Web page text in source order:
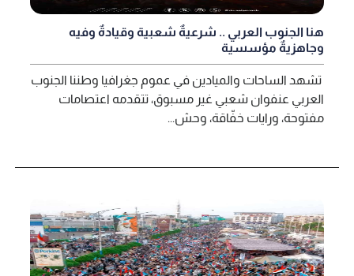
هنا الجنوب العربي .. شرعيةٌ شعبية وقيادةٌ وفيه
وجاهزيةٌ مؤسسية
تشهد الساحات والميادين في عموم جغرافيا وطننا الجنوب
العربي عنفوان شعبي غير مسبوق، تتقدمه اعتصامات
مفتوحة، ورايات خفّاقة، وحش...